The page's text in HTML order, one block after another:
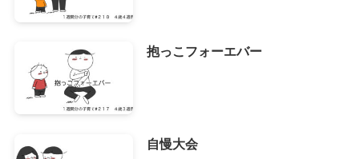
抱っこフォーエバー
自慢大会